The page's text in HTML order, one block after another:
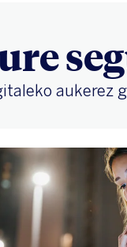
aukerez